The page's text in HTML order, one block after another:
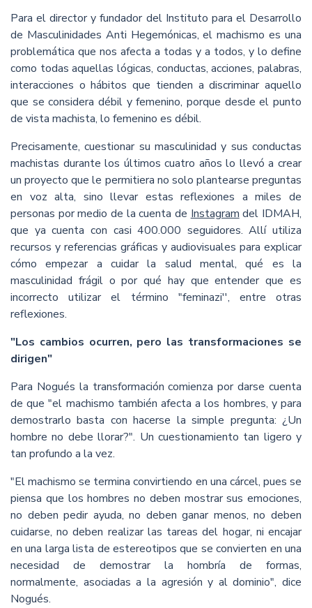
Para el director y fundador del Instituto para el Desarrollo
de Masculinidades Anti Hegemónicas, el machismo es una
problemática que nos afecta a todas y a todos, y lo define
como todas aquellas lógicas, conductas, acciones, palabras,
interacciones o hábitos que tienden a discriminar aquello
que se considera débil y femenino, porque desde el punto
de vista machista, lo femenino es débil.
Precisamente, cuestionar su masculinidad y sus conductas
machistas durante los últimos cuatro años lo llevó a crear
un proyecto que le permitiera no solo plantearse preguntas
en voz alta, sino llevar estas reflexiones a miles de
personas por medio de la cuenta de Instagram del IDMAH,
que ya cuenta con casi 400.000 seguidores. Allí utiliza
recursos y referencias gráficas y audiovisuales para explicar
cómo empezar a cuidar la salud mental, qué es la
masculinidad frágil o por qué hay que entender que es
incorrecto utilizar el término "feminazi'', entre otras
reflexiones.
"Los cambios ocurren, pero las transformaciones se
dirigen"
Para Nogués la transformación comienza por darse cuenta
de que "el machismo también afecta a los hombres, y para
demostrarlo basta con hacerse la simple pregunta: ¿Un
hombre no debe llorar?". Un cuestionamiento tan ligero y
tan profundo a la vez.
"El machismo se termina convirtiendo en una cárcel, pues se
piensa que los hombres no deben mostrar sus emociones,
no deben pedir ayuda, no deben ganar menos, no deben
cuidarse, no deben realizar las tareas del hogar, ni encajar
en una larga lista de estereotipos que se convierten en una
necesidad de demostrar la hombría de formas,
normalmente, asociadas a la agresión y al dominio", dice
Nogués.